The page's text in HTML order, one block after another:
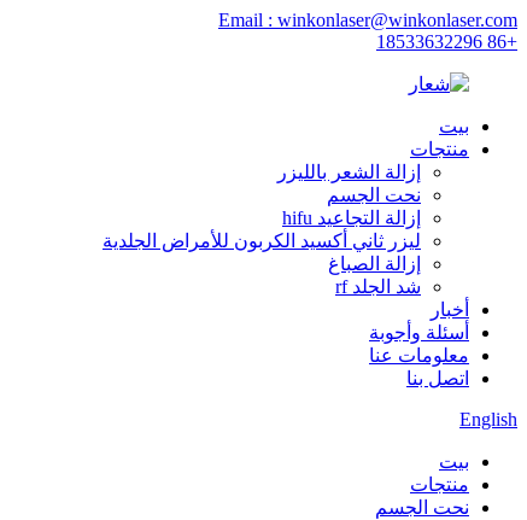
Email : winkonlaser@winkonlaser.com
+86 18533632296
بيت
منتجات
إزالة الشعر بالليزر
نحت الجسم
إزالة التجاعيد hifu
ليزر ثاني أكسيد الكربون للأمراض الجلدية
إزالة الصباغ
شد الجلد rf
أخبار
أسئلة وأجوبة
معلومات عنا
اتصل بنا
English
بيت
منتجات
نحت الجسم